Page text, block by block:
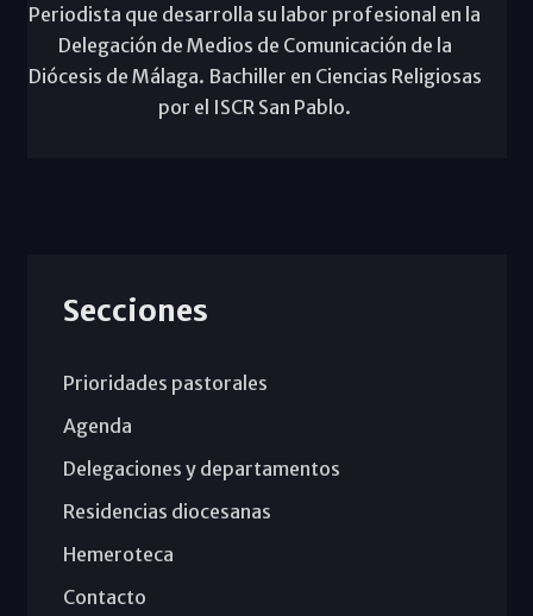
Periodista que desarrolla su labor profesional en la
Delegación de Medios de Comunicación de la
Diócesis de Málaga. Bachiller en Ciencias Religiosas
por el ISCR San Pablo.
Secciones
Prioridades pastorales
Agenda
Delegaciones y departamentos
Residencias diocesanas
Hemeroteca
Contacto